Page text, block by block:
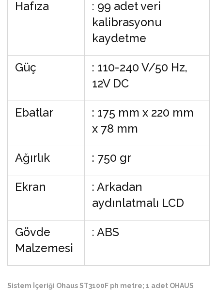
Hafıza
: 99 adet veri
kalibrasyonu
kaydetme
Güç
: 110-240 V/50 Hz,
12V DC
Ebatlar
: 175 mm x 220 mm
x 78 mm
Ağırlık : 750 gr
Ekran
: Arkadan
aydınlatmalı LCD
Gövde
Malzemesi
: ABS
Sistem İçeriği Ohaus ST3100F ph metre; 1 adet OHAUS